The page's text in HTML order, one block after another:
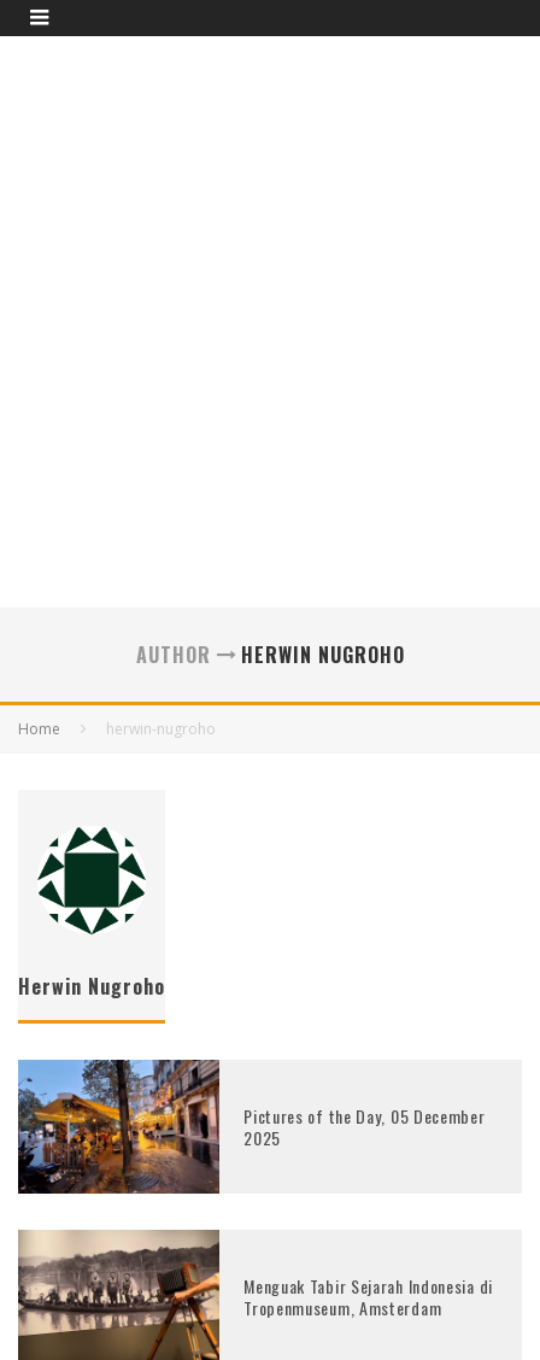
AUTHOR HERWIN NUGROHO
Home herwin-nugroho
Herwin Nugroho
Pictures of the Day, 05 December
2025
Menguak Tabir Sejarah Indonesia di
Tropenmuseum, Amsterdam